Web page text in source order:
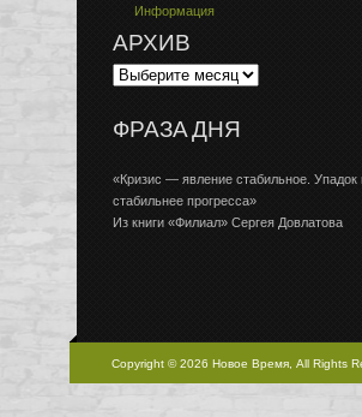
Информация
АРХИВ
ФРАЗА ДНЯ
«Кризис — явление стабильное.
стабильнее прогресса»
Из книги «Филиал» Сергея Довлатова
Copyright © 2026 Новое Время, All Rights